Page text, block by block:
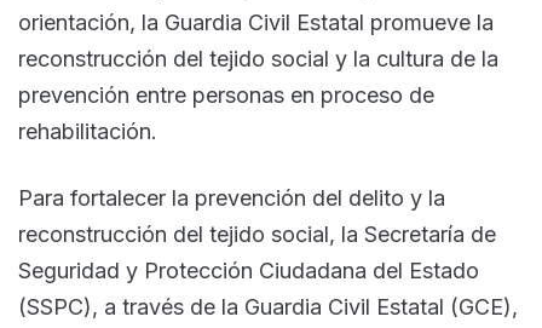
orientación, la Guardia Civil Estatal promueve la
reconstrucción del tejido social y la cultura de la
prevención entre personas en proceso de
rehabilitación.
Para fortalecer la prevención del delito y la
reconstrucción del tejido social, la Secretaría de
Seguridad y Protección Ciudadana del Estado
(SSPC), a través de la Guardia Civil Estatal (GCE),